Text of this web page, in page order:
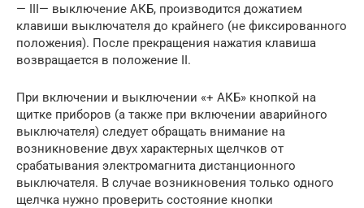
— III— выключение АКБ, производится дожатием
клавиши выключателя до крайнего (не фиксированного
положения). После прекращения нажатия клавиша
возвращается в положение II.
При включении и выключении «+ АКБ» кнопкой на
щитке приборов (а также при включении аварийного
выключателя) следует обращать внимание на
возникновение двух характерных щелчков от
срабатывания электромагнита дистанционного
выключателя. В случае возникновения только одного
щелчка нужно проверить состояние кнопки